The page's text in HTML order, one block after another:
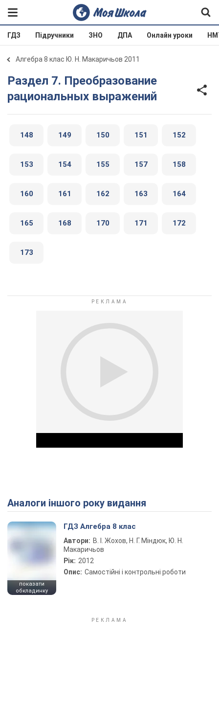
ГДЗ Підручники ЗНО ДПА Онлайн уроки
Алгебра 8 клас Ю. Н. Макаричьов 2011
Раздел 7. Преобразование
рациональных выражений
148 149 150 151 152
153 154 155 157 158
160 161 162 163 164
165 168 170 171 172
173
Play Video
Аналоги іншого року видання
показати
обкладинку
ГДЗ Алгебра 8 клас
Автори: В. І. Жохов, Н. Г. Міндюк, Ю. Н.
Макаричьов
Рік: 2012
Опис: Самостійні і контрольні роботи